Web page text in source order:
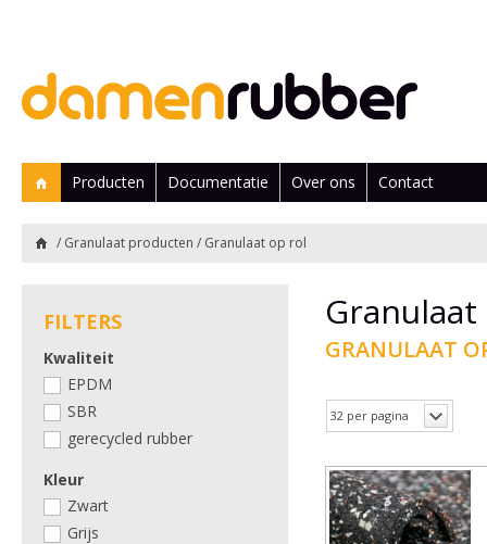
Producten Documentatie Over ons Contact
/ Granulaat producten / Granulaat op rol
GRANULAAT
32 per pagina
FILTERS
Kwaliteit
EPDM
SBR
gerecycled rubber
Kleur
Zwart
Grijs